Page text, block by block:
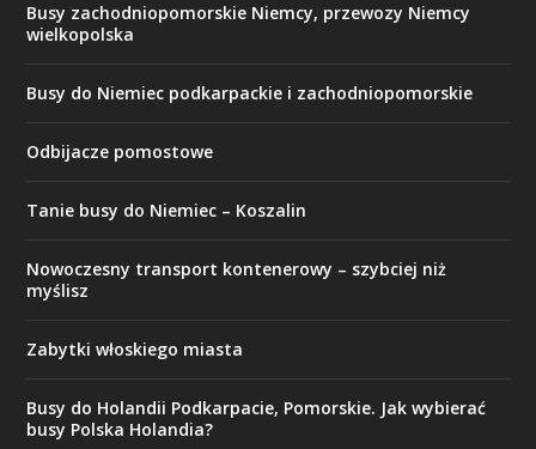
Busy zachodniopomorskie Niemcy, przewozy Niemcy
wielkopolska
Busy do Niemiec podkarpackie i zachodniopomorskie
Odbijacze pomostowe
Tanie busy do Niemiec – Koszalin
​Nowoczesny transport kontenerowy – szybciej niż
myślisz
Zabytki włoskiego miasta
Busy do Holandii Podkarpacie, Pomorskie. Jak wybierać
busy Polska Holandia?